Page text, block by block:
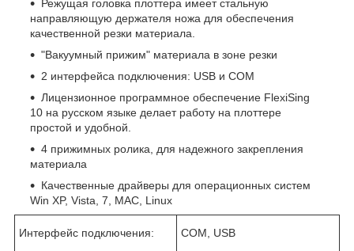
Режущая головка плоттера имеет стальную
направляющую держателя ножа для обеспечения
качественной резки материала.
"Вакуумный прижим" материала в зоне резки
2 интерфейса подключения: USB и COM
Лицензионное программное обеспечение FlexiSing
10 на русском языке делает работу на плоттере
простой и удобной.
4 прижимных ролика, для надежного закрепления
материала
Качественные драйверы для операционных систем
Win XP, Vista, 7, MAC, Linux
Интерфейс подключения: COM, USB